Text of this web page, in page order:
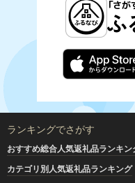
ランキングでさがす
おすすめ総合人気返礼品ランキン
カテゴリ別人気返礼品ランキング